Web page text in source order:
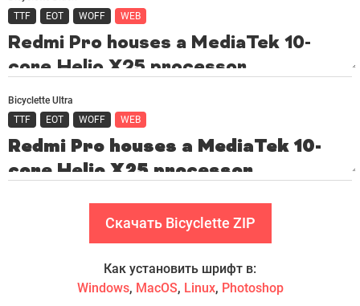
TTF
EOT WOFF WEB
Bicyclette Ultra
TTF
EOT WOFF WEB
Скачать Bicyclette ZIP
Как установить шрифт в:
Windows, MacOS, Linux, Photoshop